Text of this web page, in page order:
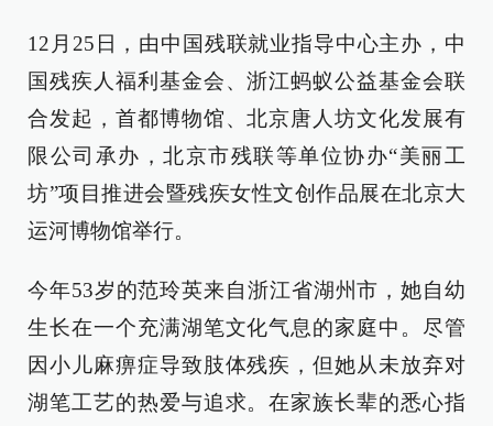
12月25日，由中国残联就业指导中心主办，中
国残疾人福利基金会、浙江蚂蚁公益基金会联
合发起，首都博物馆、北京唐人坊文化发展有
限公司承办，北京市残联等单位协办“美丽工
坊”项目推进会暨残疾女性文创作品展在北京大
运河博物馆举行。
今年53岁的范玲英来自浙江省湖州市，她自幼
生长在一个充满湖笔文化气息的家庭中。尽管
因小儿麻痹症导致肢体残疾，但她从未放弃对
湖笔工艺的热爱与追求。在家族长辈的悉心指